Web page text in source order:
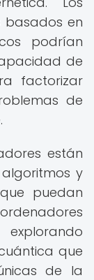
basados en
podrían
de
factorizar
de
están
y
puedan
que
de la